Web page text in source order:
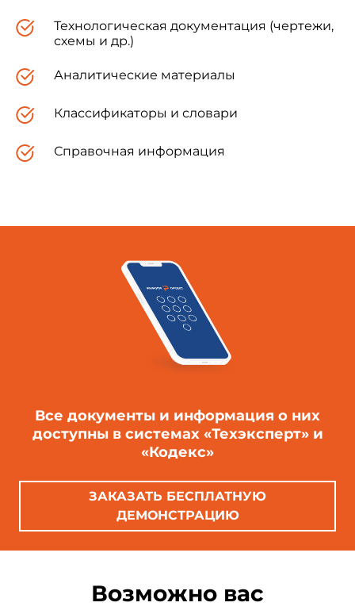
Технологическая документация (чертежи,
схемы и др.)
Аналитические материалы
Классификаторы и словари
Справочная информация
Все документы и информация о них
доступны в системах «Техэксперт» и
«Кодекс»
ЗАКАЗАТЬ БЕСПЛАТНУЮ
ДЕМОНСТРАЦИЮ
Возможно вас